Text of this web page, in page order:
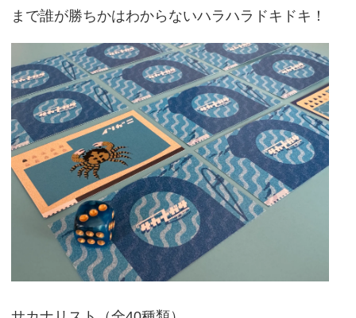
まで誰が勝ちかはわからないハラハラドキドキ！